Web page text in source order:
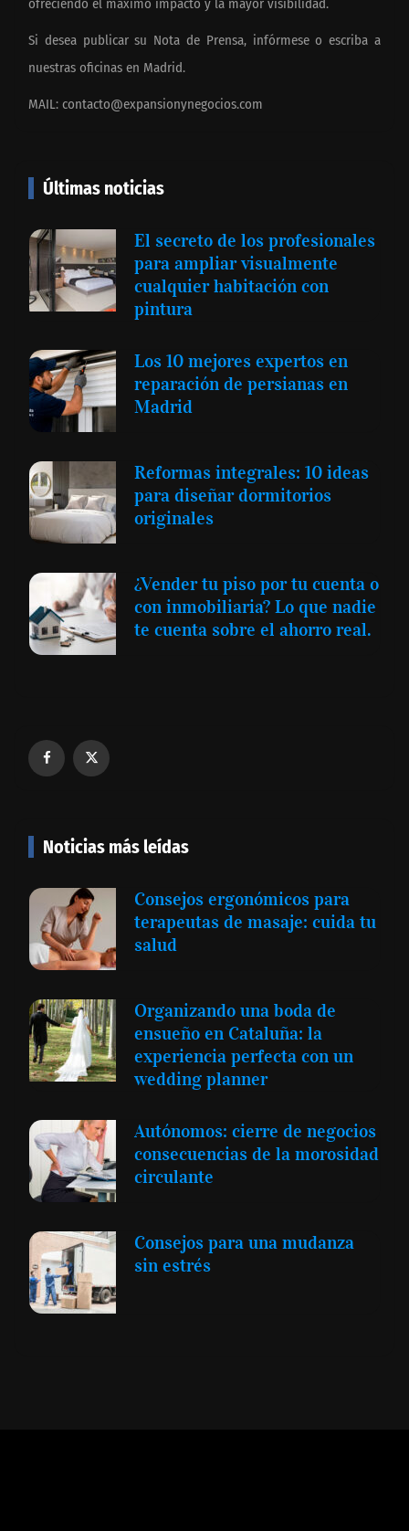
ofreciendo el máximo impacto y la mayor visibilidad.
Si desea publicar su Nota de Prensa, infórmese o escriba a
nuestras oficinas en Madrid.
MAIL: contacto@expansionynegocios.com
Últimas noticias
El secreto de los profesionales
para ampliar visualmente
cualquier habitación con
pintura
Los 10 mejores expertos en
reparación de persianas en
Madrid
Reformas integrales: 10 ideas
para diseñar dormitorios
originales
¿Vender tu piso por tu cuenta o
con inmobiliaria? Lo que nadie
te cuenta sobre el ahorro real.
Noticias más leídas
Consejos ergonómicos para
terapeutas de masaje: cuida tu
salud
Organizando una boda de
ensueño en Cataluña: la
experiencia perfecta con un
wedding planner
Autónomos: cierre de negocios
consecuencias de la morosidad
circulante
Consejos para una mudanza
sin estrés